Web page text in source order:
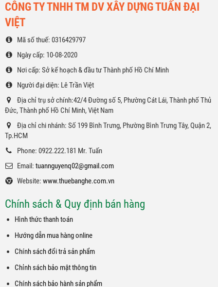
CÔNG TY TNHH TM DV XÂY DỰNG TUẤN ĐẠI
VIỆT
Mã số thuế: 0316429797
Ngày cấp: 10-08-2020
Nơi cấp: Sở kế hoạch & đầu tư Thành phố Hồ Chí Minh
Người đại diện: Lê Trần Việt
Địa chỉ trụ sở chính:42/4 Đường số 5, Phường Cát Lái, Thành phố Thủ
Đức, Thành phố Hồ Chí Minh, Việt Nam
Địa chỉ chi nhánh: Số 199 Bình Trưng, Phường Bình Trưng Tây, Quận 2,
Tp.HCM
Phone: 0922.222.181 Mr. Tuấn
Email: tuannguyenq02@gmail.com
Website: www.thuebanghe.com.vn
Chính sách & Quy định bán hàng
Hình thức thanh toán
Hướng dẫn mua hàng online
Chính sách đổi trả sản phẩm
Chỉnh sách bảo mật thông tin
Chính sách bảo hành sản phẩm